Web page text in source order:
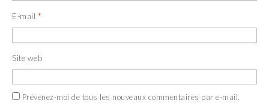
E-mail *
Site web
Prévenez-moi de tous les nouveaux commentaires par e-mail.